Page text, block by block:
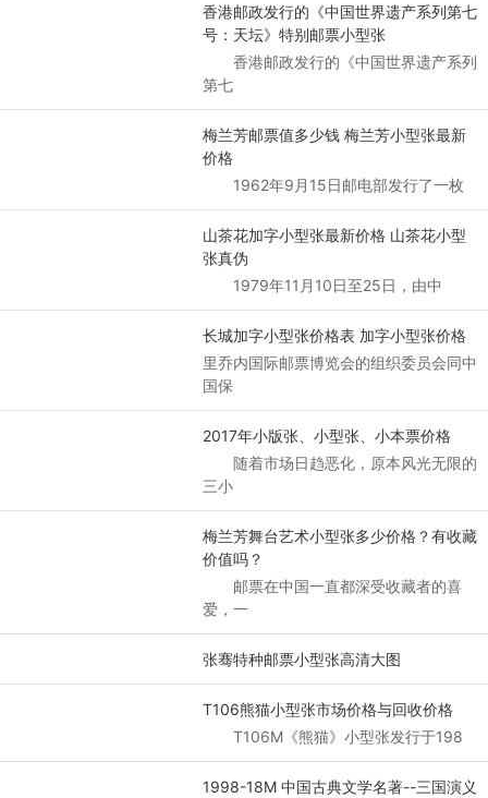
香港邮政发行的《中国世界遗产系列第七
号：天坛》特别邮票小型张
香港邮政发行的《中国世界遗产系列
第七
梅兰芳邮票值多少钱 梅兰芳小型张最新
价格
1962年9月15日邮电部发行了一枚
山茶花加字小型张最新价格 山茶花小型
张真伪
1979年11月10日至25日，由中
长城加字小型张价格表 加字小型张价格
里乔内国际邮票博览会的组织委员会同中
国保
2017年小版张、小型张、小本票价格
随着市场日趋恶化，原本风光无限的
三小
梅兰芳舞台艺术小型张多少价格？有收藏
价值吗？
邮票在中国一直都深受收藏者的喜
爱，一
张骞特种邮票小型张高清大图
T106熊猫小型张市场价格与回收价格
T106M《熊猫》小型张发行于198
1998-18M 中国古典文学名著--三国演义